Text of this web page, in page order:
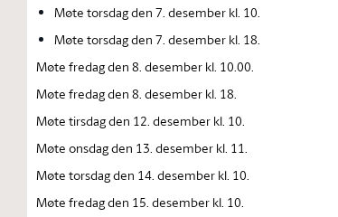
Møte torsdag den 7. desember kl. 10.
Møte torsdag den 7. desember kl. 18.
Møte fredag den 8. desember kl. 10.00.
Møte fredag den 8. desember kl. 18.
Møte tirsdag den 12. desember kl. 10.
Møte onsdag den 13. desember kl. 11.
Møte torsdag den 14. desember kl. 10.
Møte fredag den 15. desember kl. 10.